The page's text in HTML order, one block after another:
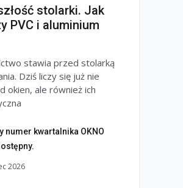
stolarki. Jak
PVC i aluminium
stawia przed stolarką
Dziś liczy się już nie
okien, ale również ich
numer kwartalnika OKNO
2026